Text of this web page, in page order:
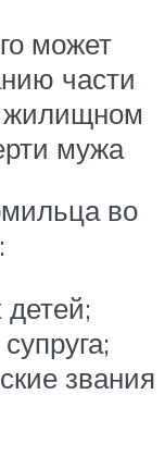
может
части
жилищном
мужа
во
звания